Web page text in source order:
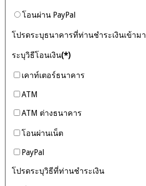
โอนผ่าน PayPal
โปรดระบุธนาคารที่ท่านชำระเงินเข้ามา
ระบุวิธีโอนเงิน(*)
เคาท์เตอร์ธนาคาร
ATM
ATM ต่างธนาคาร
โอนผ่านเน็ต
PayPal
โปรดระบุวิธีที่ท่านชำระเงิน